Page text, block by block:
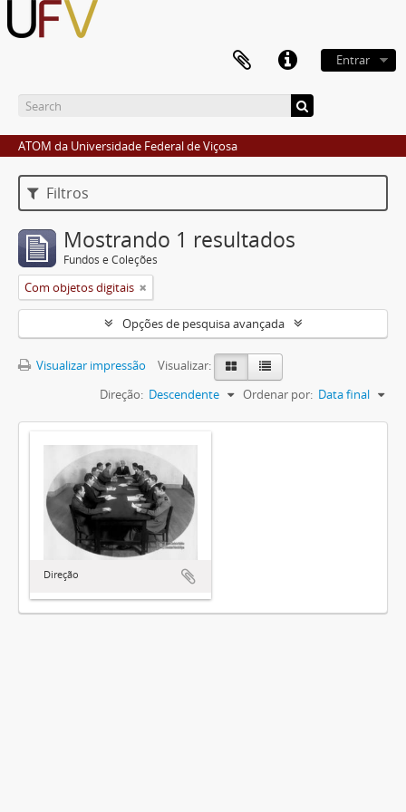
Entrar
ATOM da Universidade Federal de Viçosa
Filtros
Mostrando 1 resultados
Fundos e Coleções
Com objetos digitais
Opções de pesquisa avançada
Visualizar impressão
Visualizar:
Ordenar por: Data final
Direção: Descendente
Direção